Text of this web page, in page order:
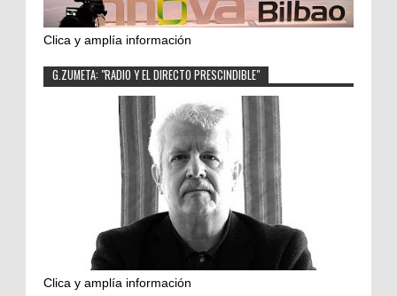
Clica y amplía información
G.ZUMETA: "RADIO Y EL DIRECTO PRESCINDIBLE"
Clica y amplía información